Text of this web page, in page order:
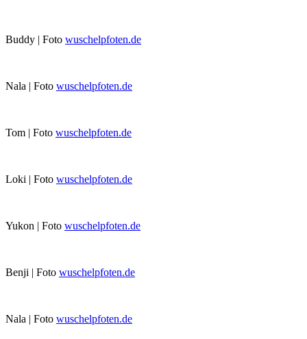
Buddy | Foto wuschelpfoten.de
Nala | Foto wuschelpfoten.de
Tom | Foto wuschelpfoten.de
Loki | Foto wuschelpfoten.de
Yukon | Foto wuschelpfoten.de
Benji | Foto wuschelpfoten.de
Nala | Foto wuschelpfoten.de